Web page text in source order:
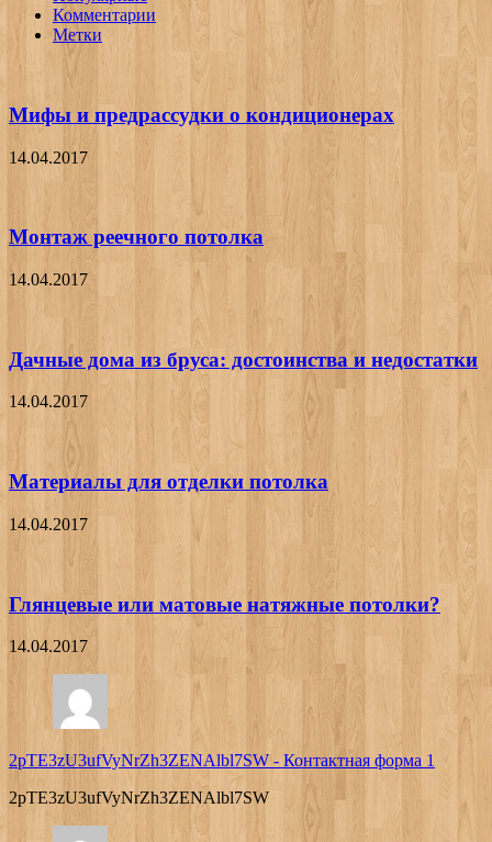
Комментарии
Метки
Мифы и предрассудки о кондиционерах
14.04.2017
Монтаж реечного потолка
14.04.2017
Дачные дома из бруса: достоинства и недостатки
14.04.2017
Материалы для отделки потолка
14.04.2017
Глянцевые или матовые натяжные потолки?
14.04.2017
2pTE3zU3ufVyNrZh3ZENAlbl7SW - Контактная форма 1
2pTE3zU3ufVyNrZh3ZENAlbl7SW